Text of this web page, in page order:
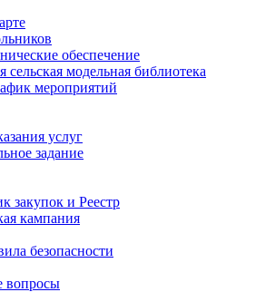
обеспечение
модельная библиотека
мероприятий
услуг
задание
закупок и Реестр
кампания
безопасности
вопросы